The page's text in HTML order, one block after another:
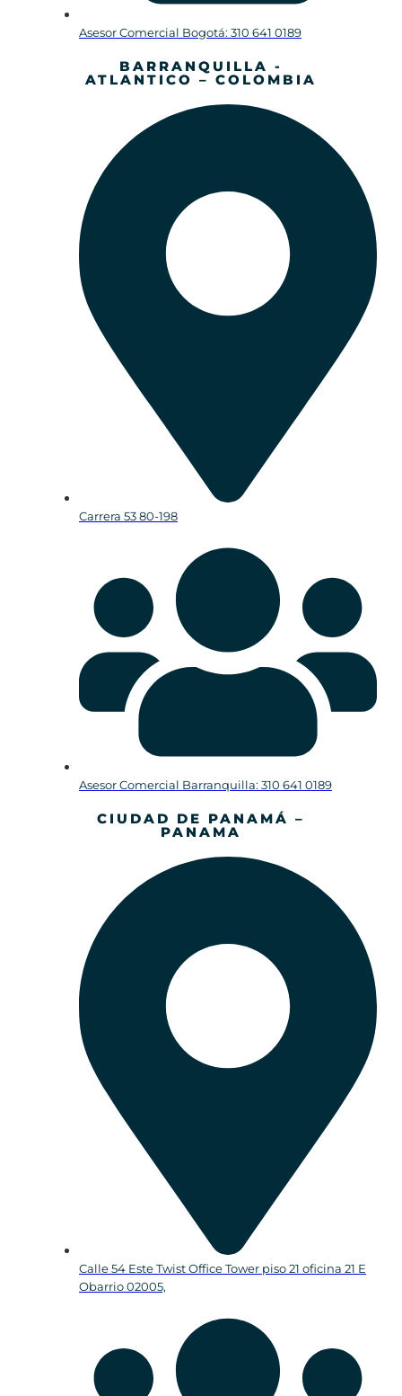
Asesor Comercial Bogotá: 310 641 0189
BARRANQUILLA -
ATLANTICO – COLOMBIA
Carrera 53 80-198
Asesor Comercial Barranquilla: 310 641 0189
CIUDAD DE PANAMÁ –
PANAMA
Calle 54 Este Twist Office Tower piso 21 oficina 21 E
Obarrio 02005,